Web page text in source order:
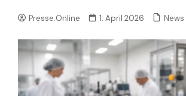
Presse.Online 1. April 2026 News